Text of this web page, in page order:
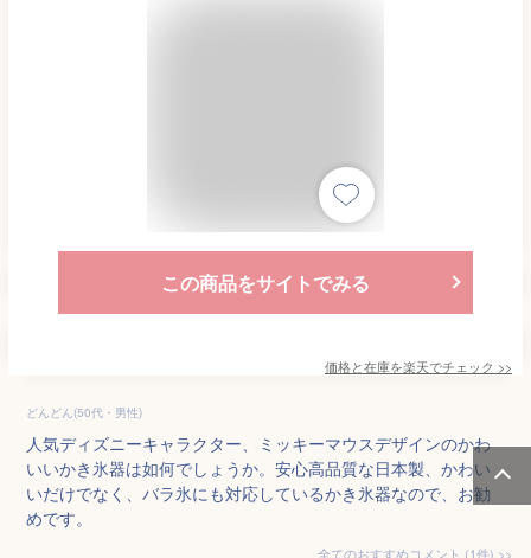
この商品をサイトでみる
価格と在庫を楽天でチェック >>
どんどん(50代・男性)
人気ディズニーキャラクター、ミッキーマウスデザインのかわ
いいかき氷器は如何でしょうか。安心高品質な日本製、かわい
いだけでなく、バラ氷にも対応しているかき氷器なので、お勧
めです。
全てのおすすめコメント (1件) >